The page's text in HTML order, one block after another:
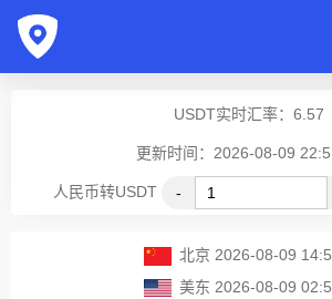
USDT实时汇率： 6.57
更新时间：2026-08-09
人民币转USDT -
北京 2026-08-09
美东 2026-08-09